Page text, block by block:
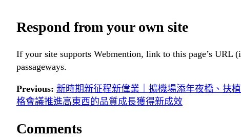
Respond from your own site
If your site supports Webmention, link to this page’s URL
passageways.
Previous: 新時期新征程新偉業｜擴機場添年夜橋、
格會議推進高東西的品質成長獲得新成效
Comments